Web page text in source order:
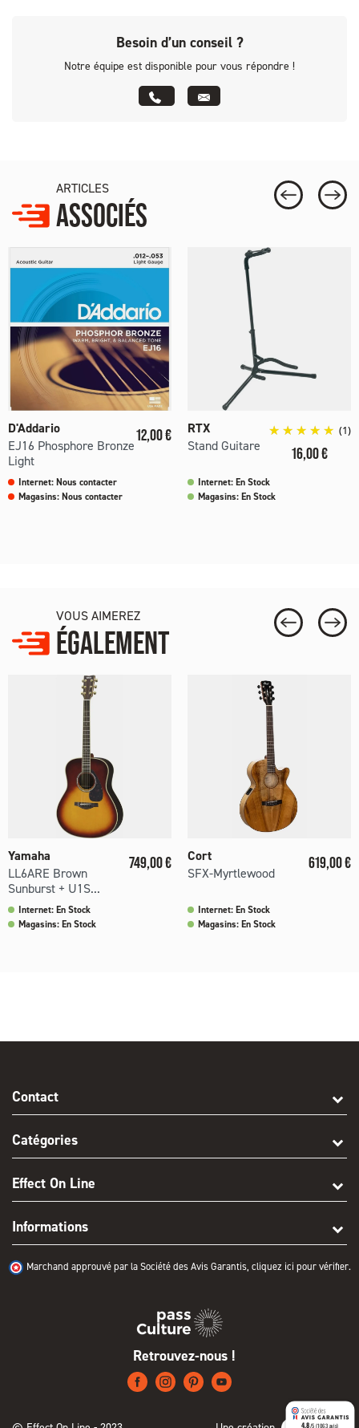
Besoin d’un conseil ?
Notre équipe est disponible pour vous répondre !
ARTICLES
ASSOCIÉS
D'Addario
EJ16 Phosphore Bronze
Light
Prix
12,00 €
Internet: Nous contacter
Magasins: Nous contacter
RTX
Stand Guitare
(1)
Prix
16,00 €
Internet: En Stock
Magasins: En Stock
VOUS AIMEREZ
ÉGALEMENT
Yamaha
LL6ARE Brown
Sunburst + U1S...
Prix
749,00 €
Internet: En Stock
Magasins: En Stock
Cort
SFX-Myrtlewood
Prix
619,00 €
Internet: En Stock
Magasins: En Stock
Contact
Catégories
Effect On Line
Informations
Marchand approuvé par la Société des Avis Garantis, cliquez ici pour vérifier.
Retrouvez-nous !
4.8/5 (1063 avis)